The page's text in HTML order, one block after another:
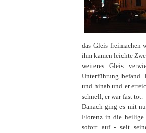
das Gleis freimachen
ihm kamen leichte
weiteres Gleis
Unterführung
und hinab und er
schnell, er war fast tot.
Danach ging es mit
Florenz in die heilige
sofort auf - seit